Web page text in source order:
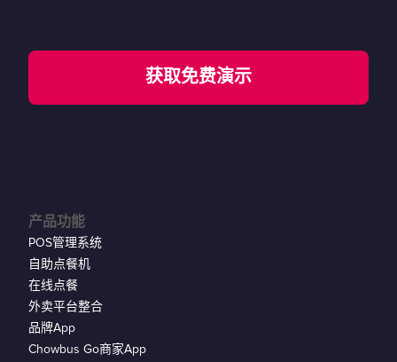
获取免费演示
产品功能
POS管理系统
自助点餐机
在线点餐
外卖平台整合
品牌App
Chowbus Go商家App